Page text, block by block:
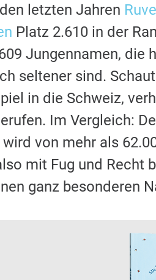
letzten Jahren
Platz 2.610 in der
Jungennamen, die
seltener sind.
in die Schweiz,
Im Vergleich:
wird von mehr als
mit Fug und Recht
ganz besonderen